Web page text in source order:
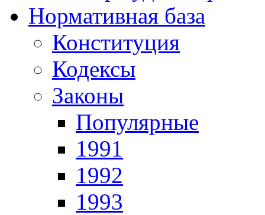
Нормативная база
Конституция
Кодексы
Законы
Популярные
1991
1992
1993